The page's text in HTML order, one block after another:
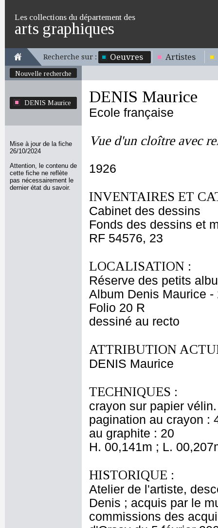
Les collections du département des
arts graphiques
Recherche sur : Oeuvres Artistes
Nouvelle recherche
DENIS Maurice
Mise à jour de la fiche
26/10/2024
Attention, le contenu de
cette fiche ne reflète
pas nécessairement le
dernier état du savoir.
DENIS Maurice
Ecole française
Vue d'un cloître avec
1926
INVENTAIRES ET
Cabinet des dessins
Fonds des dessins et
RF 54576, 23
LOCALISATION :
Réserve des petits
Album Denis Maurice -
Folio 20 R
dessiné au recto
ATTRIBUTION
DENIS Maurice
TECHNIQUES :
crayon sur papier
pagination au crayon :
au graphite : 20
H. 00,141m ; L.
HISTORIQUE :
Atelier de l'artiste,
Denis ; acquis par le
commissions des